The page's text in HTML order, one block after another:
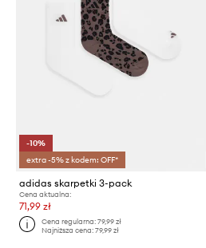
-10%
extra -5% z kodem: OFF*
adidas skarpetki 3-pack
Cena aktualna:
71,99 zł
Cena regularna:79,99 zł
Najniższa cena:79,99 zł